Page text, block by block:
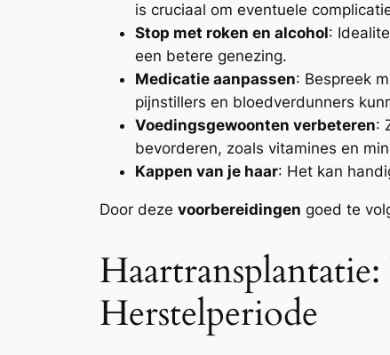
is cruciaal om eventuele
Stop met roken en alcohol:
een betere genezing.
Medicatie aanpassen: Bespreek
pijnstillers en bloedverdunners
Voedingsgewoonten verbeteren:
bevorderen, zoals vitamines en
Kappen van je haar: Het kan
Door deze voorbereidingen goed te
Herstelperiode